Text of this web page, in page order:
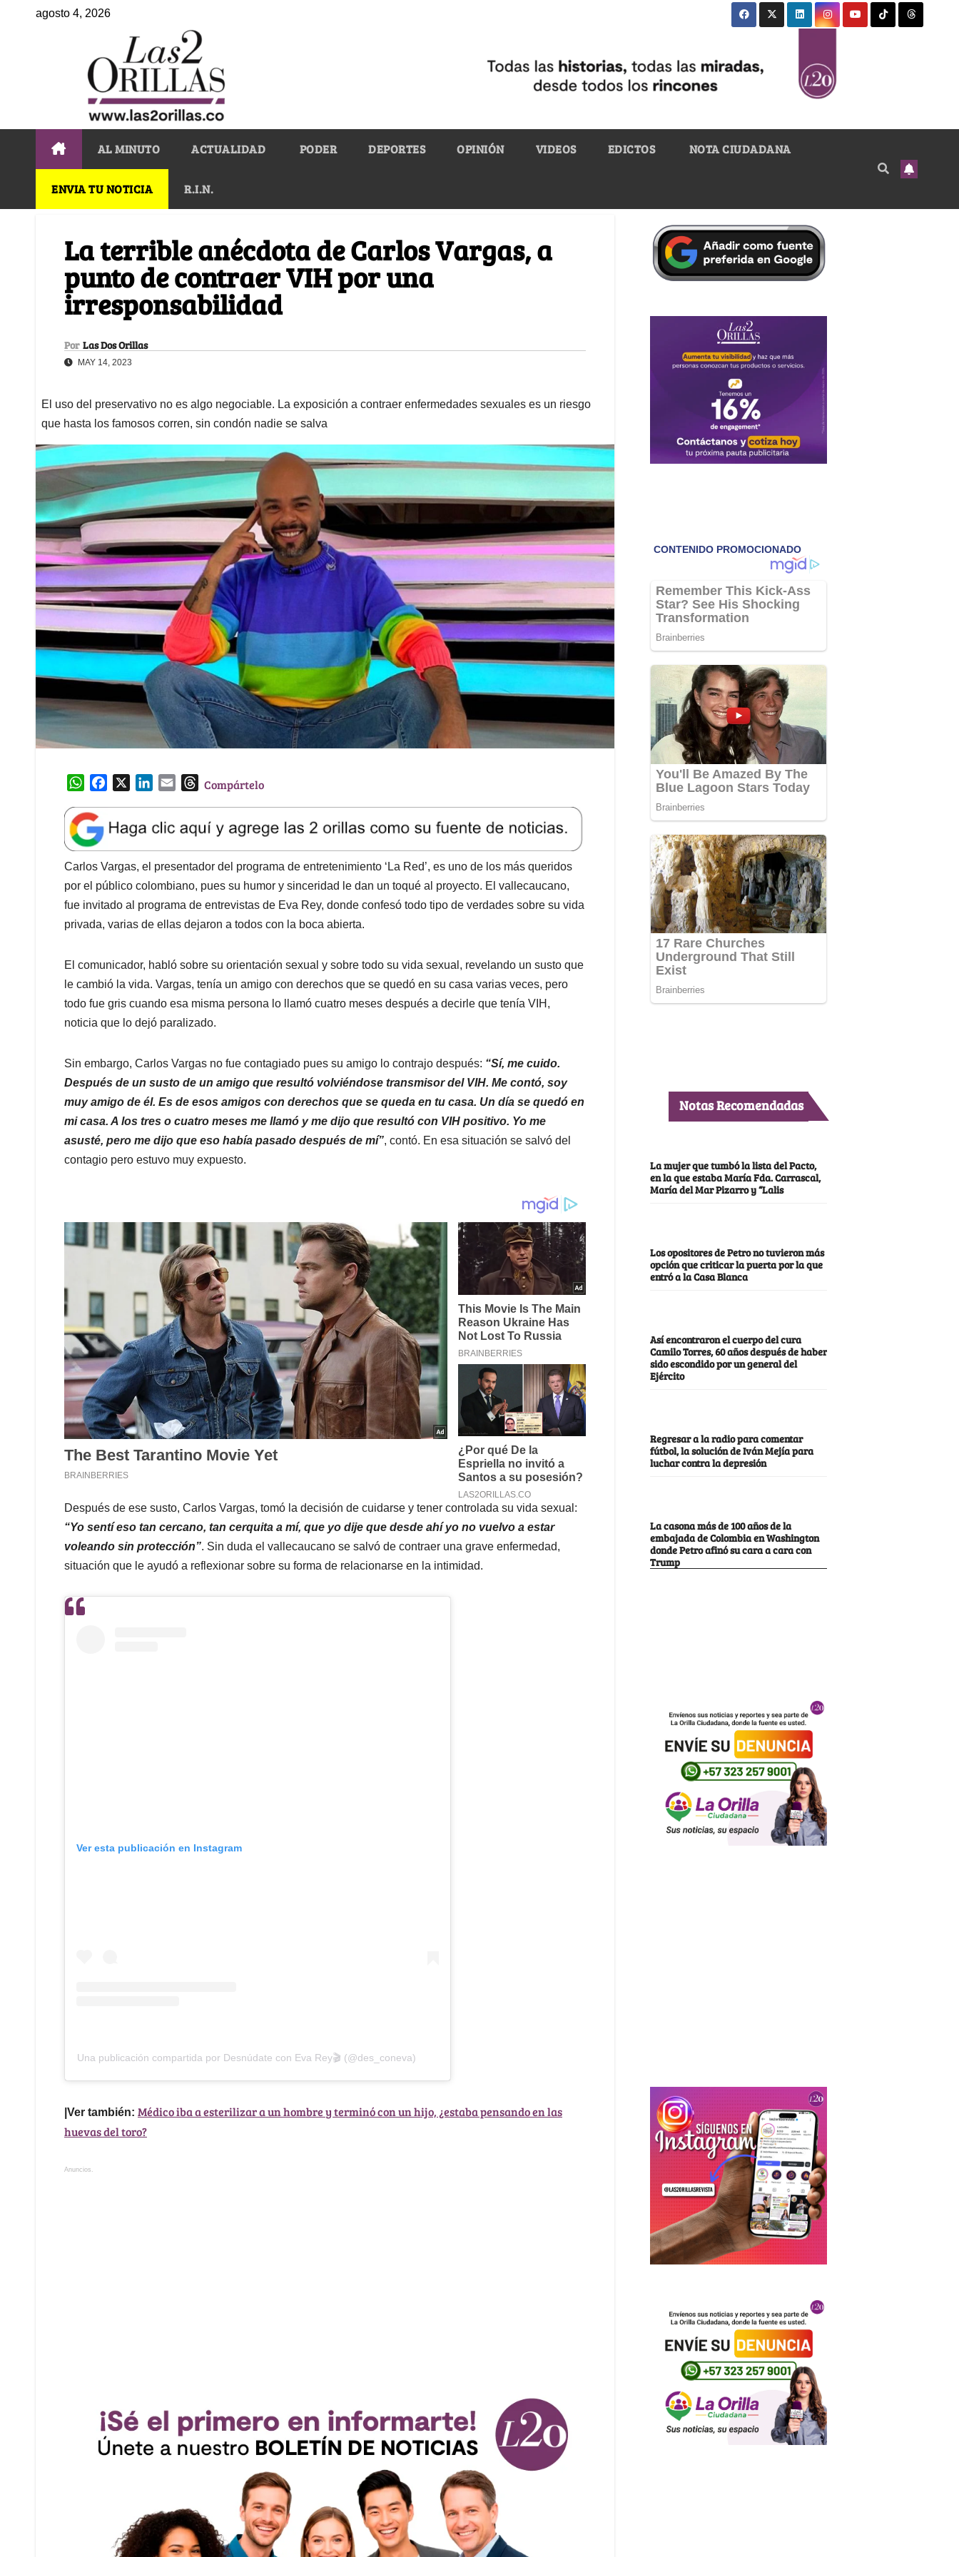
agosto 4, 2026
AL MINUTO ACTUALIDAD PODER DEPORTES OPINIÓN VIDEOS EDICTOS NOTA CIUDADANA
ENVIA TU NOTICIA R.I.N.
La terrible anécdota de Carlos Vargas, a
punto de contraer VIH por una
irresponsabilidad
Por Las Dos Orillas
MAY 14, 2023
El uso del preservativo no es algo negociable. La exposición a contraer enfermedades sexuales es un riesgo
que hasta los famosos corren, sin condón nadie se salva
W
a
t
s
A
p
p
e
b
o
o
k
k
e
d
I
n
l
T
e
a
d
s
Compártelo
Carlos Vargas, el presentador del programa de entretenimiento ‘La Red’, es uno de los más queridos
por el público colombiano, pues su humor y sinceridad le dan un toqué al proyecto. El vallecaucano,
fue invitado al programa de entrevistas de Eva Rey, donde confesó todo tipo de verdades sobre su vida
privada, varias de ellas dejaron a todos con la boca abierta.
El comunicador, habló sobre su orientación sexual y sobre todo su vida sexual, revelando un susto que
le cambió la vida. Vargas, tenía un amigo con derechos que se quedó en su casa varias veces, pero
todo fue gris cuando esa misma persona lo llamó cuatro meses después a decirle que tenía VIH,
noticia que lo dejó paralizado.
Sin embargo, Carlos Vargas no fue contagiado pues su amigo lo contrajo después: “Sí, me cuido.
Después de un susto de un amigo que resultó volviéndose transmisor del VIH. Me contó, soy
muy amigo de él. Es de esos amigos con derechos que se queda en tu casa. Un día se quedó en
mi casa. A los tres o cuatro meses me llamó y me dijo que resultó con VIH positivo. Yo me
asusté, pero me dijo que eso había pasado después de mí”, contó. En esa situación se salvó del
contagio pero estuvo muy expuesto.
Después de ese susto, Carlos Vargas, tomó la decisión de cuidarse y tener controlada su vida sexual:
“Yo sentí eso tan cercano, tan cerquita a mí, que yo dije que desde ahí yo no vuelvo a estar
voleando sin protección”. Sin duda el vallecaucano se salvó de contraer una grave enfermedad,
situación que le ayudó a reflexionar sobre su forma de relacionarse en la intimidad.
Ver esta publicación en Instagram
Una publicación compartida por Desnúdate con Eva Rey🎬 (@des_coneva)
|Ver también: Médico iba a esterilizar a un hombre y terminó con un hijo, ¿estaba pensando en las
huevas del toro?
Anuncios.
Notas Recomendadas
La mujer que tumbó la lista del Pacto,
en la que estaba María Fda. Carrascal,
María del Mar Pizarro y “Lalis
Los opositores de Petro no tuvieron más
opción que criticar la puerta por la que
entró a la Casa Blanca
Así encontraron el cuerpo del cura
Camilo Torres, 60 años después de haber
sido escondido por un general del
Ejército
Regresar a la radio para comentar
fútbol, la solución de Iván Mejía para
luchar contra la depresión
La casona más de 100 años de la
embajada de Colombia en Washington
donde Petro afinó su cara a cara con
Trump